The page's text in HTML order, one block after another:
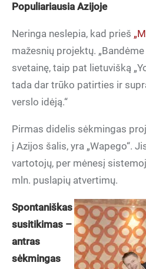
Populiariausia Azijoje
Neringa neslepia, kad prieš
mažesnių projektų.
svetainę, taip pat lietuvišką
tada dar trūko patirties ir
verslo idėją.“
Pirmas didelis sėkmingas
į Azijos šalis, yra „Wapego“.
vartotojų, per mėnesį
mln. puslapių atvertimų.
Spontaniškas
susitikimas –
antras
sėkmingas